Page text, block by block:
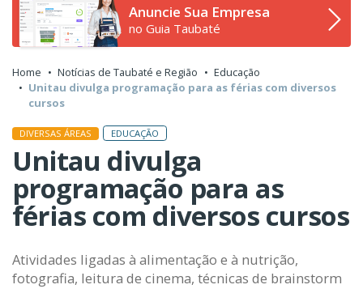
Anuncie Sua Empresa
no Guia Taubaté
Home Notícias de Taubaté e Região
Educação
Unitau divulga programação para as férias com diversos
cursos
DIVERSAS ÁREAS EDUCAÇÃO
Unitau divulga
programação para as
férias com diversos cursos
Atividades ligadas à alimentação e à nutrição,
fotografia, leitura de cinema, técnicas de brainstorm